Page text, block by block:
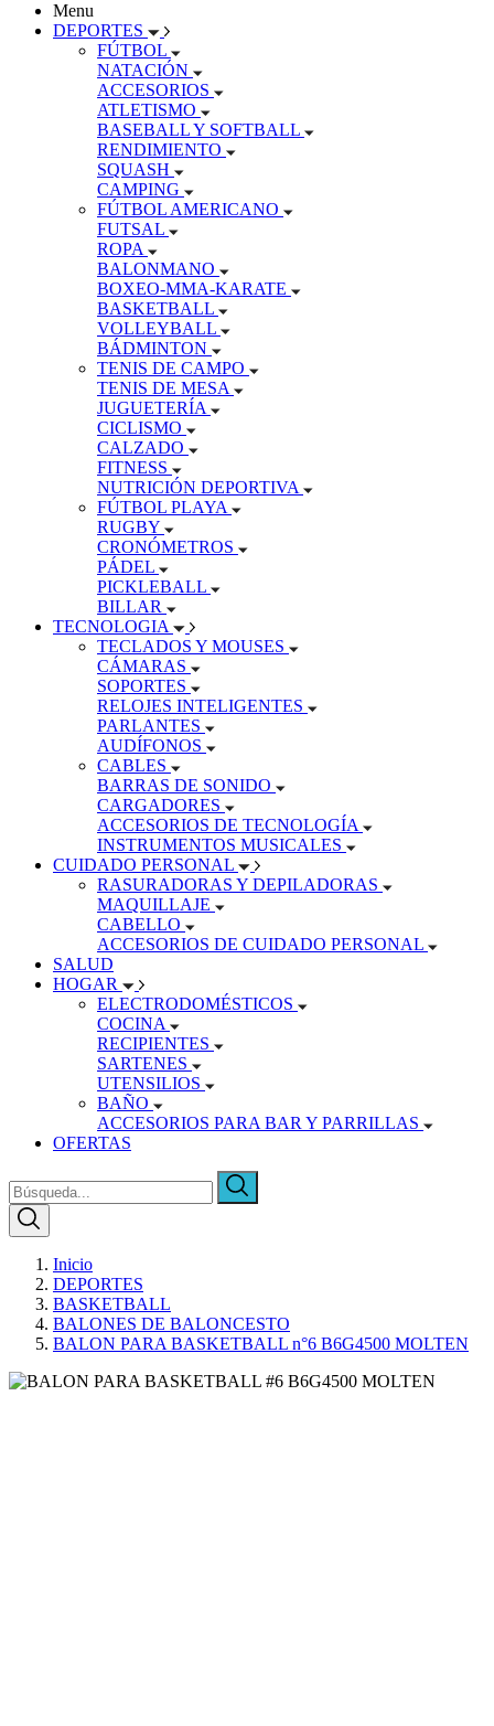
Menu
DEPORTES
FÚTBOL
NATACIÓN
ACCESORIOS
ATLETISMO
BASEBALL Y SOFTBALL
RENDIMIENTO
SQUASH
CAMPING
FÚTBOL AMERICANO
FUTSAL
ROPA
BALONMANO
BOXEO-MMA-KARATE
BASKETBALL
VOLLEYBALL
BÁDMINTON
TENIS DE CAMPO
TENIS DE MESA
JUGUETERÍA
CICLISMO
CALZADO
FITNESS
NUTRICIÓN DEPORTIVA
FÚTBOL PLAYA
RUGBY
CRONÓMETROS
PÁDEL
PICKLEBALL
BILLAR
TECNOLOGIA
TECLADOS Y MOUSES
CÁMARAS
SOPORTES
RELOJES INTELIGENTES
PARLANTES
AUDÍFONOS
CABLES
BARRAS DE SONIDO
CARGADORES
ACCESORIOS DE TECNOLOGÍA
INSTRUMENTOS MUSICALES
CUIDADO PERSONAL
RASURADORAS Y DEPILADORAS
MAQUILLAJE
CABELLO
ACCESORIOS DE CUIDADO PERSONAL
SALUD
HOGAR
ELECTRODOMÉSTICOS
COCINA
RECIPIENTES
SARTENES
UTENSILIOS
BAÑO
ACCESORIOS PARA BAR Y PARRILLAS
OFERTAS
Inicio
DEPORTES
BASKETBALL
BALONES DE BALONCESTO
BALON PARA BASKETBALL n°6 B6G4500 MOLTEN